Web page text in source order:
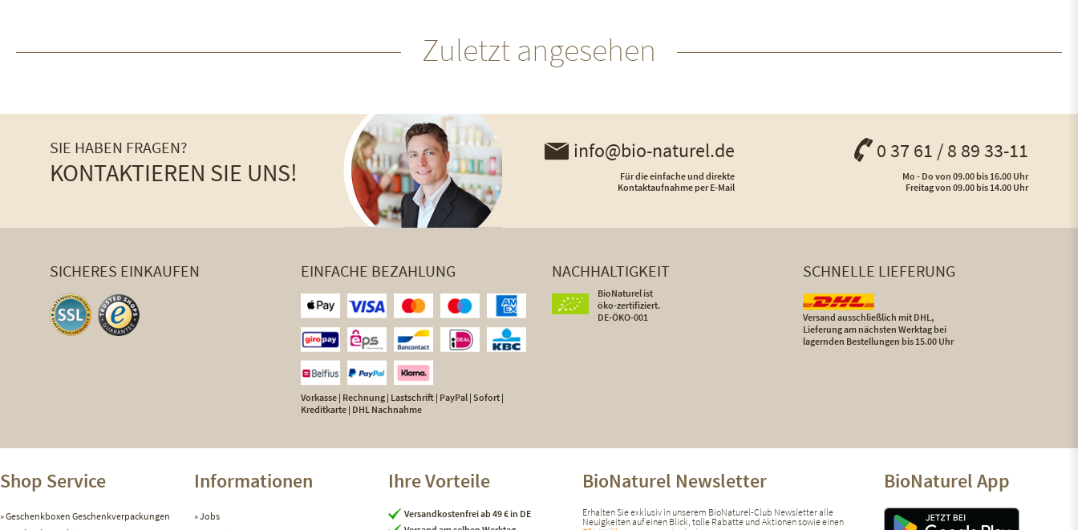
Zuletzt angesehen
SIE HABEN FRAGEN?
KONTAKTIEREN SIE UNS!
info@bio-naturel.de
Für die einfache und direkte
Kontaktaufnahme per E-Mail
0 37 61 / 8 89 33-11
Mo - Do von 09.00 bis 16.00 Uhr
Freitag von 09.00 bis 14.00 Uhr
SICHERES EINKAUFEN EINFACHE BEZAHLUNG
Vorkasse | Rechnung | Lastschrift | PayPal | Sofort |
Kreditkarte | DHL Nachnahme
NACHHALTIGKEIT
BioNaturel ist
öko-zertifiziert.
DE-ÖKO-001
SCHNELLE LIEFERUNG
Versand ausschließlich mit DHL,
Lieferung am nächsten Werktag bei
lagernden Bestellungen bis 15.00 Uhr
Shop Service
Geschenkboxen Geschenkverpackungen
Informationen
Jobs
Ihre Vorteile
Versandkostenfrei ab 49 € in DE
BioNaturel Newsletter
Erhalten Sie exklusiv in unserem BioNaturel-Club Newsletter alle
Neuigkeiten auf einen Blick, tolle Rabatte und Aktionen sowie einen
BioNaturel App